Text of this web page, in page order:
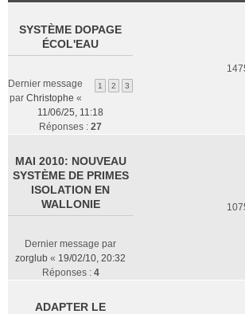
SYSTÈME DOPAGE
ÉCOL'EAU
1 2 3
Dernier message
par Christophe «
11/06/25, 11:18
Réponses : 27
MAI 2010: NOUVEAU
SYSTÈME DE PRIMES
ISOLATION EN
WALLONIE
Dernier message par
zorglub « 19/02/10, 20:32
Réponses : 4
ADAPTER LE